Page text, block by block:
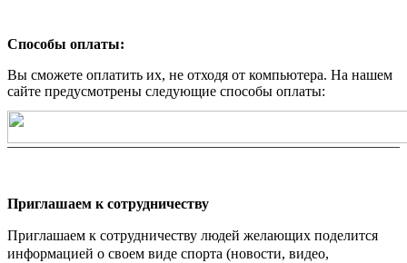
Способы оплаты:
Вы сможете оплатить их, не отходя от компьютера. На нашем
сайте предусмотрены следующие способы оплаты:
Приглашаем к сотрудничеству
Приглашаем к сотрудничеству людей желающих поделится
информацией о своем виде спорта (новости, видео,